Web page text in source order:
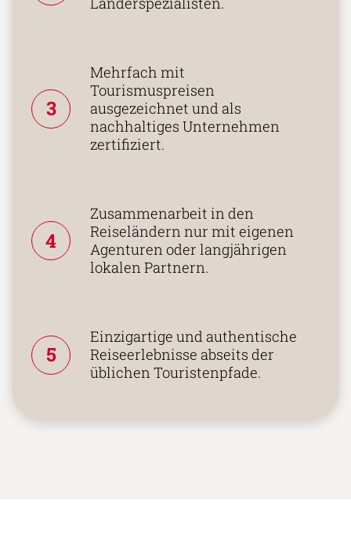
3
Mehrfach mit
Tourismuspreisen
ausgezeichnet und als
nachhaltiges Unternehmen
zertifiziert.
4
Zusammenarbeit in den
Reiseländern nur mit eigenen
Agenturen oder langjährigen
lokalen Partnern.
5
Einzigartige und authentische
Reiseerlebnisse abseits der
üblichen Touristenpfade.